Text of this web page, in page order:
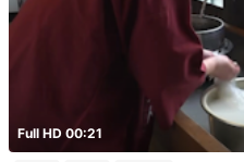
Full HD 00:21